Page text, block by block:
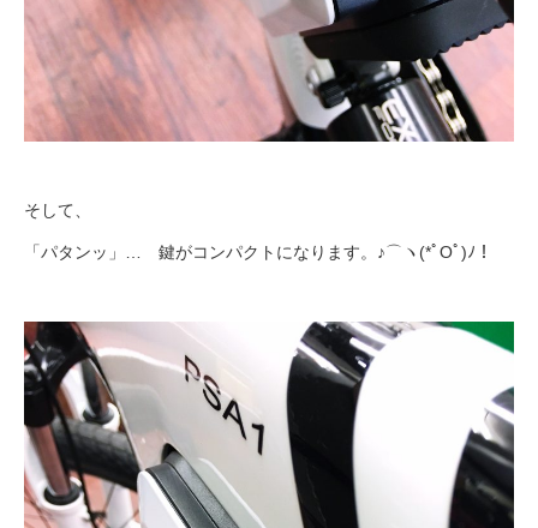
そして、
「パタンッ」… 鍵がコンパクトになります。♪⌒ヽ(*ﾟOﾟ)ﾉ！